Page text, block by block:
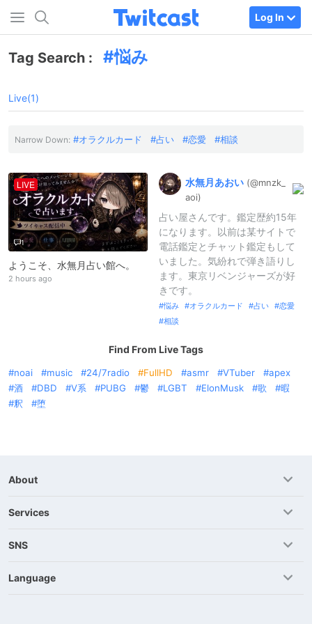
Log In
Tag Search : 悩み
Live(1)
Narrow Down: オラクルカード 占い 恋愛 相談
LIVE
1
ようこそ、水無月占い館へ。
2 hours ago
水無月あおい (@mnzk_
aoi)
占い屋さんです。鑑定歴約15年
になります。以前は某サイトで
電話鑑定とチャット鑑定もして
いました。気紛れで弾き語りし
ます。東京リベンジャーズが好
きです。
悩み オラクルカード 占い
恋愛
相談
Find From Live Tags
noai music 24/7radio FullHD asmr VTuber
apex
酒
DBD V系 PUBG 鬱 LGBT ElonMusk 歌
暇
釈
堕
About
Services
SNS
Language